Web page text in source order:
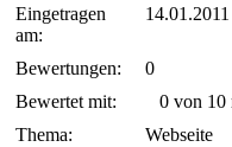
Eingetragen
am:
14.01.2011
Bewertungen:
0
Bewertet mit:
0 von 10
Thema:
Webseite